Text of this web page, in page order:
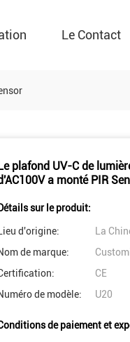
Le Contact
plafond UV-C de
a monté PIR
Détails sur le produit:
Lieu d'origine:
La
de marque:
CE
de modèle:
U20
de paiement et